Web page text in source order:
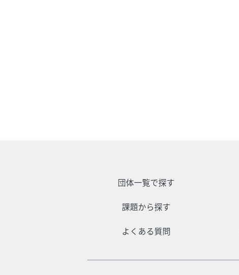
団体一覧で探す
課題から探す
よくある質問